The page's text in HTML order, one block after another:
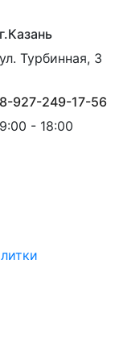
г.Казань
ул. Турбинная, 3
8-927-249-17-56
9:00 - 18:00